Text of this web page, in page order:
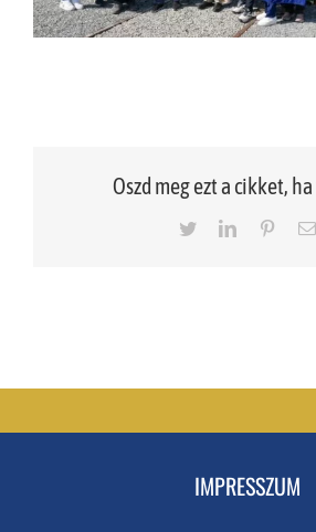
Oszd meg ezt a cikket,
TwitterLinkedIn
IMPRESSZUM